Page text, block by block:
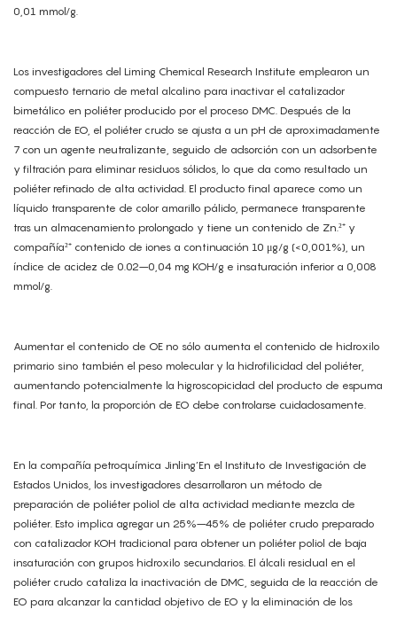
0,01 mmol/g.
Los investigadores del Liming Chemical Research Institute emplearon un
compuesto ternario de metal alcalino para inactivar el catalizador
bimetálico en poliéter producido por el proceso DMC. Después de la
reacción de EO, el poliéter crudo se ajusta a un pH de aproximadamente
7 con un agente neutralizante, seguido de adsorción con un adsorbente
y filtración para eliminar residuos sólidos, lo que da como resultado un
poliéter refinado de alta actividad. El producto final aparece como un
líquido transparente de color amarillo pálido, permanece transparente
tras un almacenamiento prolongado y tiene un contenido de Zn.²⁺ y
compañía²⁺ contenido de iones a continuación 10 μg/g (<0,001%), un
índice de acidez de 0.02–0,04 mg KOH/g e insaturación inferior a 0,008
mmol/g.
Aumentar el contenido de OE no sólo aumenta el contenido de hidroxilo
primario sino también el peso molecular y la hidrofilicidad del poliéter,
aumentando potencialmente la higroscopicidad del producto de espuma
final. Por tanto, la proporción de EO debe controlarse cuidadosamente.
En la compañía petroquímica Jinling’En el Instituto de Investigación de
Estados Unidos, los investigadores desarrollaron un método de
preparación de poliéter poliol de alta actividad mediante mezcla de
poliéter. Esto implica agregar un 25%–45% de poliéter crudo preparado
con catalizador KOH tradicional para obtener un poliéter poliol de baja
insaturación con grupos hidroxilo secundarios. El álcali residual en el
poliéter crudo cataliza la inactivación de DMC, seguida de la reacción de
EO para alcanzar la cantidad objetivo de EO y la eliminación de los